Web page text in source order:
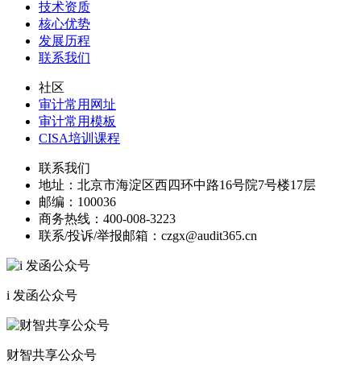
技术资质
核心优势
发展历程
联系我们
社区
审计常用网址
审计常用模板
CISA培训课程
联系我们
地址： 北京市海淀区西四环中路16号院7号楼17层
邮编： 100036
商务热线： 400-008-3223
联系/投诉/举报邮箱： czgx@audit365.cn
i 发函公众号
财智共享公众号